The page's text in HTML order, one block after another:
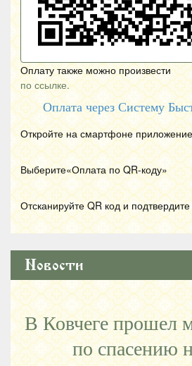
Оплату также можно произвести
по ссылке.
Оплата через Систему
Откройте на смартфоне
Выберите«Оплата по QR-коду»
Отсканируйте QR код и
Новости
В Ковчеге прошел
по спасению